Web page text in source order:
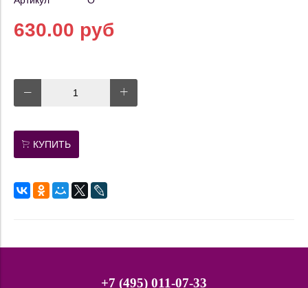
630.00 руб
КУПИТЬ
+7 (495) 011-07-33